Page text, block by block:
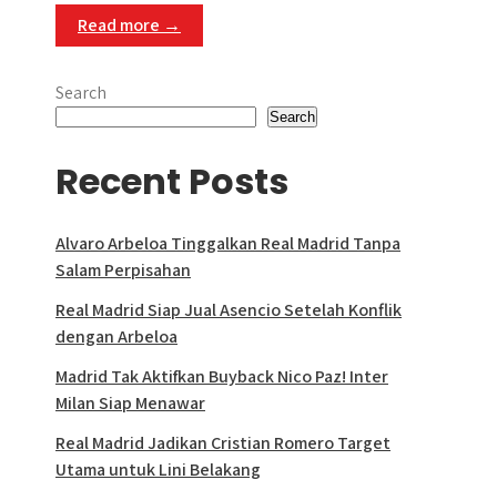
Read more →
Search
Search
Recent Posts
Alvaro Arbeloa Tinggalkan Real Madrid Tanpa
Salam Perpisahan
Real Madrid Siap Jual Asencio Setelah Konflik
dengan Arbeloa
Madrid Tak Aktifkan Buyback Nico Paz! Inter
Milan Siap Menawar
Real Madrid Jadikan Cristian Romero Target
Utama untuk Lini Belakang